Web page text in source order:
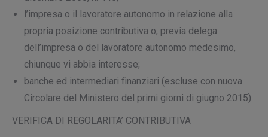
l’impresa o il lavoratore autonomo in relazione alla
propria posizione contributiva o, previa delega
dell’impresa o del lavoratore autonomo medesimo,
chiunque vi abbia interesse;
banche ed intermediari finanziari (escluse con nuova
Circolare del Ministero del primi giorni di giugno 2015)
VERIFICA DI REGOLARITA’ CONTRIBUTIVA